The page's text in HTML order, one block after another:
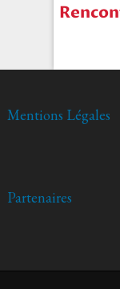
Mentions Légales
Partenaires